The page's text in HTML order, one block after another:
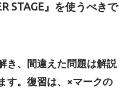
STAGE』を使うべきで
き、間違えた問題は解説
す。復習は、×マークの